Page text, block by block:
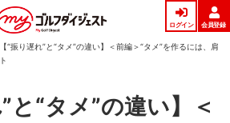
ログイン 会員登録
【“振り遅れ”と“タメ”の違い】＜前編＞“タメ”を作るには、肩
”と“タメ”の違い】＜